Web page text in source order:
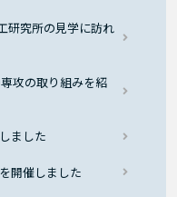
研究所の見学に訪れ
攻の取り組みを紹
ました
開催しました